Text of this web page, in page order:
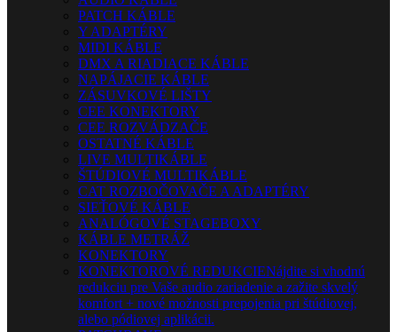
PATCH KÁBLE
Y ADAPTÉRY
MIDI KÁBLE
DMX A RIADIACE KÁBLE
NAPÁJACIE KÁBLE
ZÁSUVKOVÉ LIŠTY
CEE KONEKTORY
CEE ROZVÁDZAČE
OSTATNÉ KÁBLE
LIVE MULTIKÁBLE
ŠTÚDIOVÉ MULTIKÁBLE
CAT ROZBOČOVAČE A ADAPTÉRY
SIEŤOVÉ KÁBLE
ANALÓGOVÉ STAGEBOXY
KÁBLE METRÁŽ
KONEKTORY
KONEKTOROVÉ REDUKCIENájdite si vhodnú
redukciu pre Vaše audio zariadenie a zažite skvelý
komfort + nové možnosti prepojenia pri štúdiovej,
alebo pódiovej aplikácii.